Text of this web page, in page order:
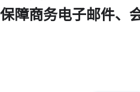
保障商务电子邮件、